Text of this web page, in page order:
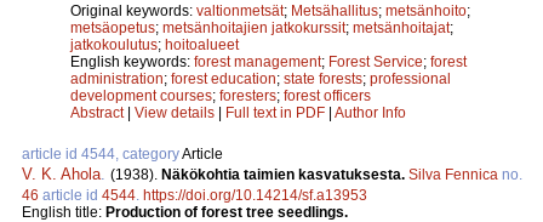
Original keywords: valtionmetsät; Metsähallitus; metsänhoito;
metsäopetus; metsänhoitajien jatkokurssit; metsänhoitajat;
jatkokoulutus; hoitoalueet
English keywords: forest management; Forest Service; forest
administration; forest education; state forests; professional
development courses; foresters; forest officers
Abstract| View details | Full text in PDF | Author Info
article id 4544, categoryArticle
V. K. Ahola (1938). Näkökohtia taimien kasvatuksesta. Silva Fennica no.
46 article id 4544 https://doi.org/10.14214/sf.a13953
English title: Production of forest tree seedlings.